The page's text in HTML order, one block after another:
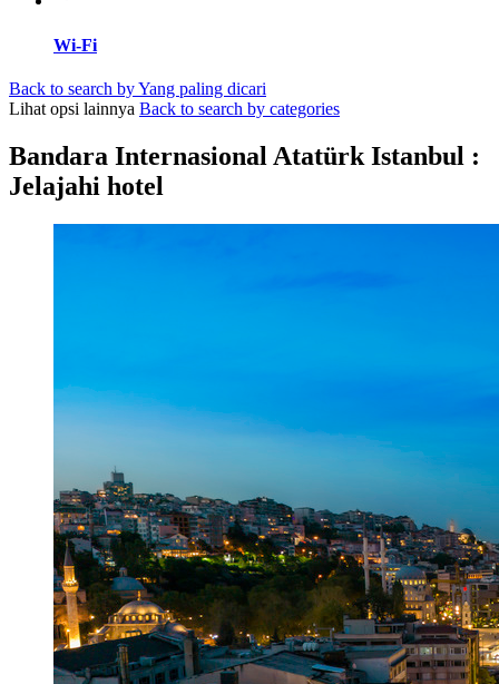
Wi-Fi
Back to search by Yang paling dicari
Lihat opsi lainnya Back to search by categories
Bandara Internasional Atatürk Istanbul :
Jelajahi hotel